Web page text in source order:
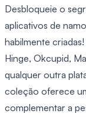
Desbloqueie o
aplicativos de
habilmente
Hinge, Okcupid,
qualquer outra
coleção oferece
complementar a